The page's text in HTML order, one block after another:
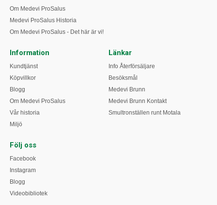
Om Medevi ProSalus
Medevi ProSalus Historia
Om Medevi ProSalus - Det här är vi!
Information
Kundtjänst
Köpvillkor
Blogg
Om Medevi ProSalus
Vår historia
Miljö
Länkar
Info Återförsäljare
Besöksmål
Medevi Brunn
Medevi Brunn Kontakt
Smultronställen runt Motala
Följ oss
Facebook
Instagram
Blogg
Videobibliotek